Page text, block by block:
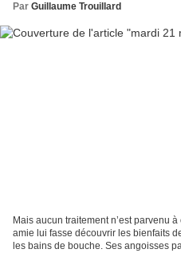
Par Guillaume Trouillard
Mais aucun traitement n’est parvenu
amie lui fasse découvrir les bienfaits
les bains de bouche. Ses angoisses